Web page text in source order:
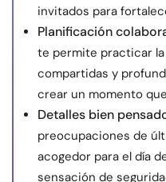
invitados para
Planificación
te permite practicar
compartidas y
crear un momento
Detalles bien
preocupaciones de
acogedor para el día
sensación de